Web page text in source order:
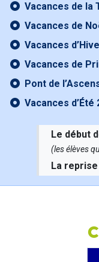
Vacances de la
Vacances de
Vacances
Vacances de
Pont de
Vacances
Le début
(les élèves
La